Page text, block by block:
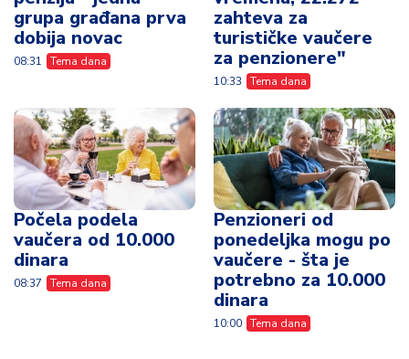
grupa građana prva
dobija novac
08:31 Tema dana
zahteva za
turističke vaučere
za penzionere"
10:33 Tema dana
Počela podela
vaučera od 10.000
dinara
08:37 Tema dana
Penzioneri od
ponedeljka mogu po
vaučere - šta je
potrebno za 10.000
dinara
10:00 Tema dana